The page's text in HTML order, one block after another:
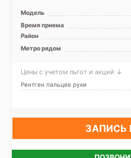
Модель
Время приема
Район
Метро рядом
Цены с учетом льгот и акций ↓
Рентген пальцев руки
ЗАПИСЬ